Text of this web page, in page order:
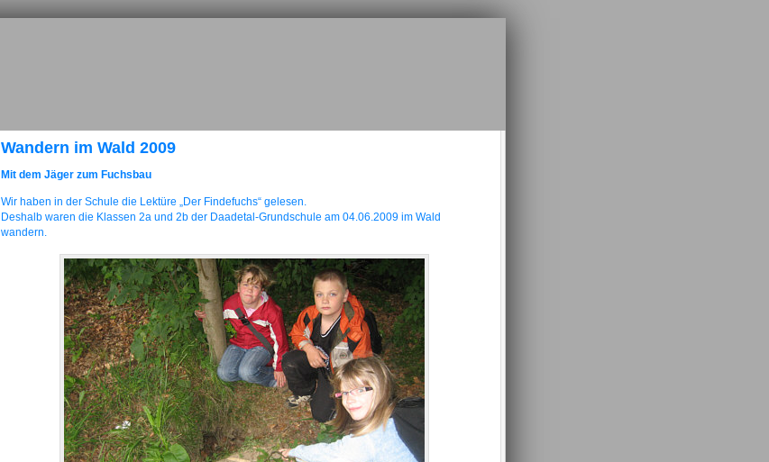
Wandern im Wald 2009
Mit dem Jäger zum Fuchsbau
Wir haben in der Schule die Lektüre „Der Findefuchs“ gelesen.
Deshalb waren die Klassen 2a und 2b der Daadetal-Grundschule am 04.06.2009 im Wald
wandern.